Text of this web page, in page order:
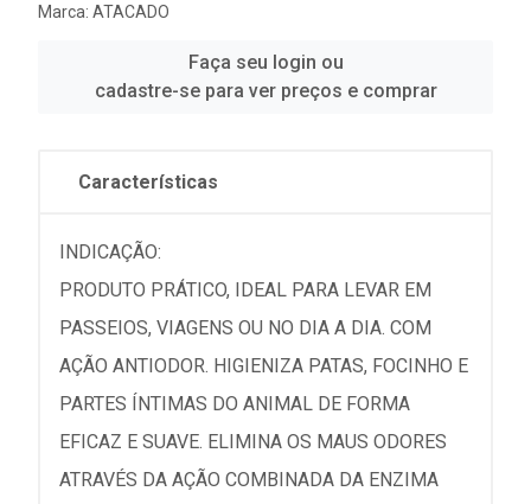
Marca: ATACADO
Faça seu login ou
cadastre-se para ver preços e comprar
Características
INDICAÇÃO:
PRODUTO PRÁTICO, IDEAL PARA LEVAR EM
PASSEIOS, VIAGENS OU NO DIA A DIA. COM
AÇÃO ANTIODOR. HIGIENIZA PATAS, FOCINHO E
PARTES ÍNTIMAS DO ANIMAL DE FORMA
EFICAZ E SUAVE. ELIMINA OS MAUS ODORES
ATRAVÉS DA AÇÃO COMBINADA DA ENZIMA